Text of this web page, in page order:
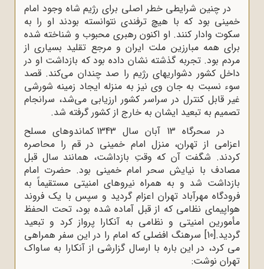
در چنین شرایطی خطر اصلى براى رژیم شاه وجود امام
خمینى بود که با هیچ ترفندى نتوانسته بودند او را به
سکوت وادار کنند. او اکنون رهبرى محبوب و شناخته شده
براى همه مبارزین ملت ایران و مرجع تقلید بسیارى از
مردم بود. تجربه گذشته نشان داده بود که بازداشت او در
داخل کشور دشواریهاى رژیم را صد چندان مى‌کند. قصد
سوء نسبت به جان وى نیز به منزله ایجاد زمینه شورشى
غیر قابل کنترل در سراسر کشور ارزیابى مى‌شد، سرانجام
تصمیم به تبعید ایشان به خارج از کشور گرفته شد.
در سحرگاه 13 آبان سال 1343 کماندوهاى مسلح
اعزامى از تهران، منزل امام خمینى در قم را محاصره
کردند. شگفت آن که وقتِ بازداشت، همانند سال قبل
مصادف با نیایش سحر امام خمینى بود. حضرت امام
بازداشت شد و به همراه نیروهاى امنیتى مستقیماً به
فرودگاه مهرآباد تهران‌ اعزام گردید و سپس با یک فروند
هواپیماى نظامى که از قبل آماده شده بود، تحت الحفظ
مأمورین امنیتى و نظامى به آنکارا پرواز کرد و تبعید
گردید.[10] سرهنگ افضلی که امام را در این سفر همراهی
می کرد، در این باره با ارسال گزارشی از آنکارا به ساواک
تهران نوشت: